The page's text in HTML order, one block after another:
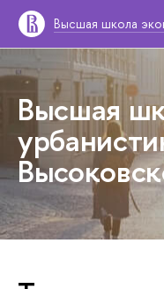
Высшая школа
Высшая